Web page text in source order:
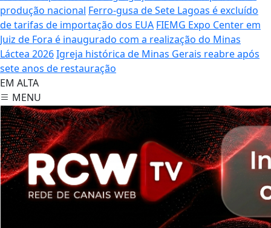
produção nacional Ferro-gusa de Sete Lagoas é excluído
de tarifas de importação dos EUA FIEMG Expo Center em
Juiz de Fora é inaugurado com a realização do Minas
Láctea 2026Igreja histórica de Minas Gerais reabre após
sete anos de restauração
EM ALTA
MENU